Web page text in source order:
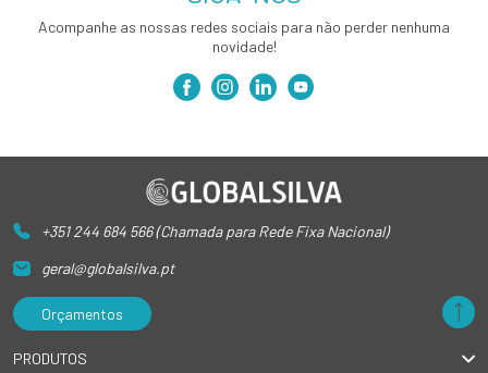
Acompanhe as nossas redes sociais para não perder nenhuma
novidade!
+351 244 684 566 (Chamada para Rede Fixa Nacional)
geral@globalsilva.pt
Orçamentos
PRODUTOS